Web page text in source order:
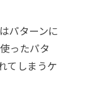
パターンに
ったパタ
てしまうケ